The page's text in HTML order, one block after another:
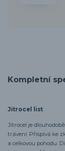
Kompletní
Jitrocel list
Jitrocel je
trávení. Přispívá ke
a celkovou pohodu.